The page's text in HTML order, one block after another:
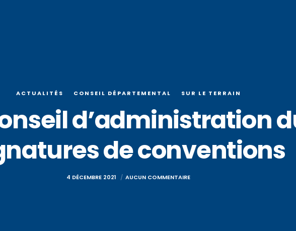
ACTUALITÉS CONSEIL DÉPARTEMENTAL SUR LE TERRAIN
d’administration
de conventions
4 DÉCEMBRE 2021 AUCUN COMMENTAIRE